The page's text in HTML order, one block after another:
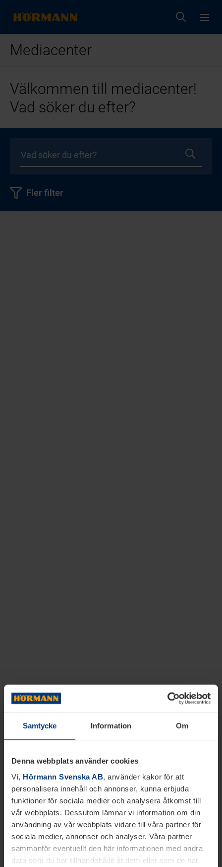
Samtycke Information Om
Denna webbplats använder cookies
Vi, Hörmann Svenska AB, använder kakor för att
personalisera innehåll och annonser, kunna erbjuda
funktioner för sociala medier och analysera åtkomst till
vår webbplats. Dessutom lämnar vi information om din
användning av vår webbplats vidare till våra partner för
sociala medier, annonser och analyser. Våra partner
sammanför eventuellt den här informationen med andra
data som du har tillhandahållit åt dem eller som de har
Mediacenter
Välkommen till mediacenter!
Vad söker du efter?
Fler filter